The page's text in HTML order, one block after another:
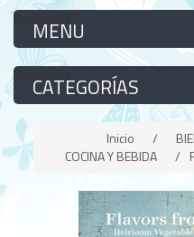
Categorías
Categorías
Inicio /
COCINA Y BEBIDA
/